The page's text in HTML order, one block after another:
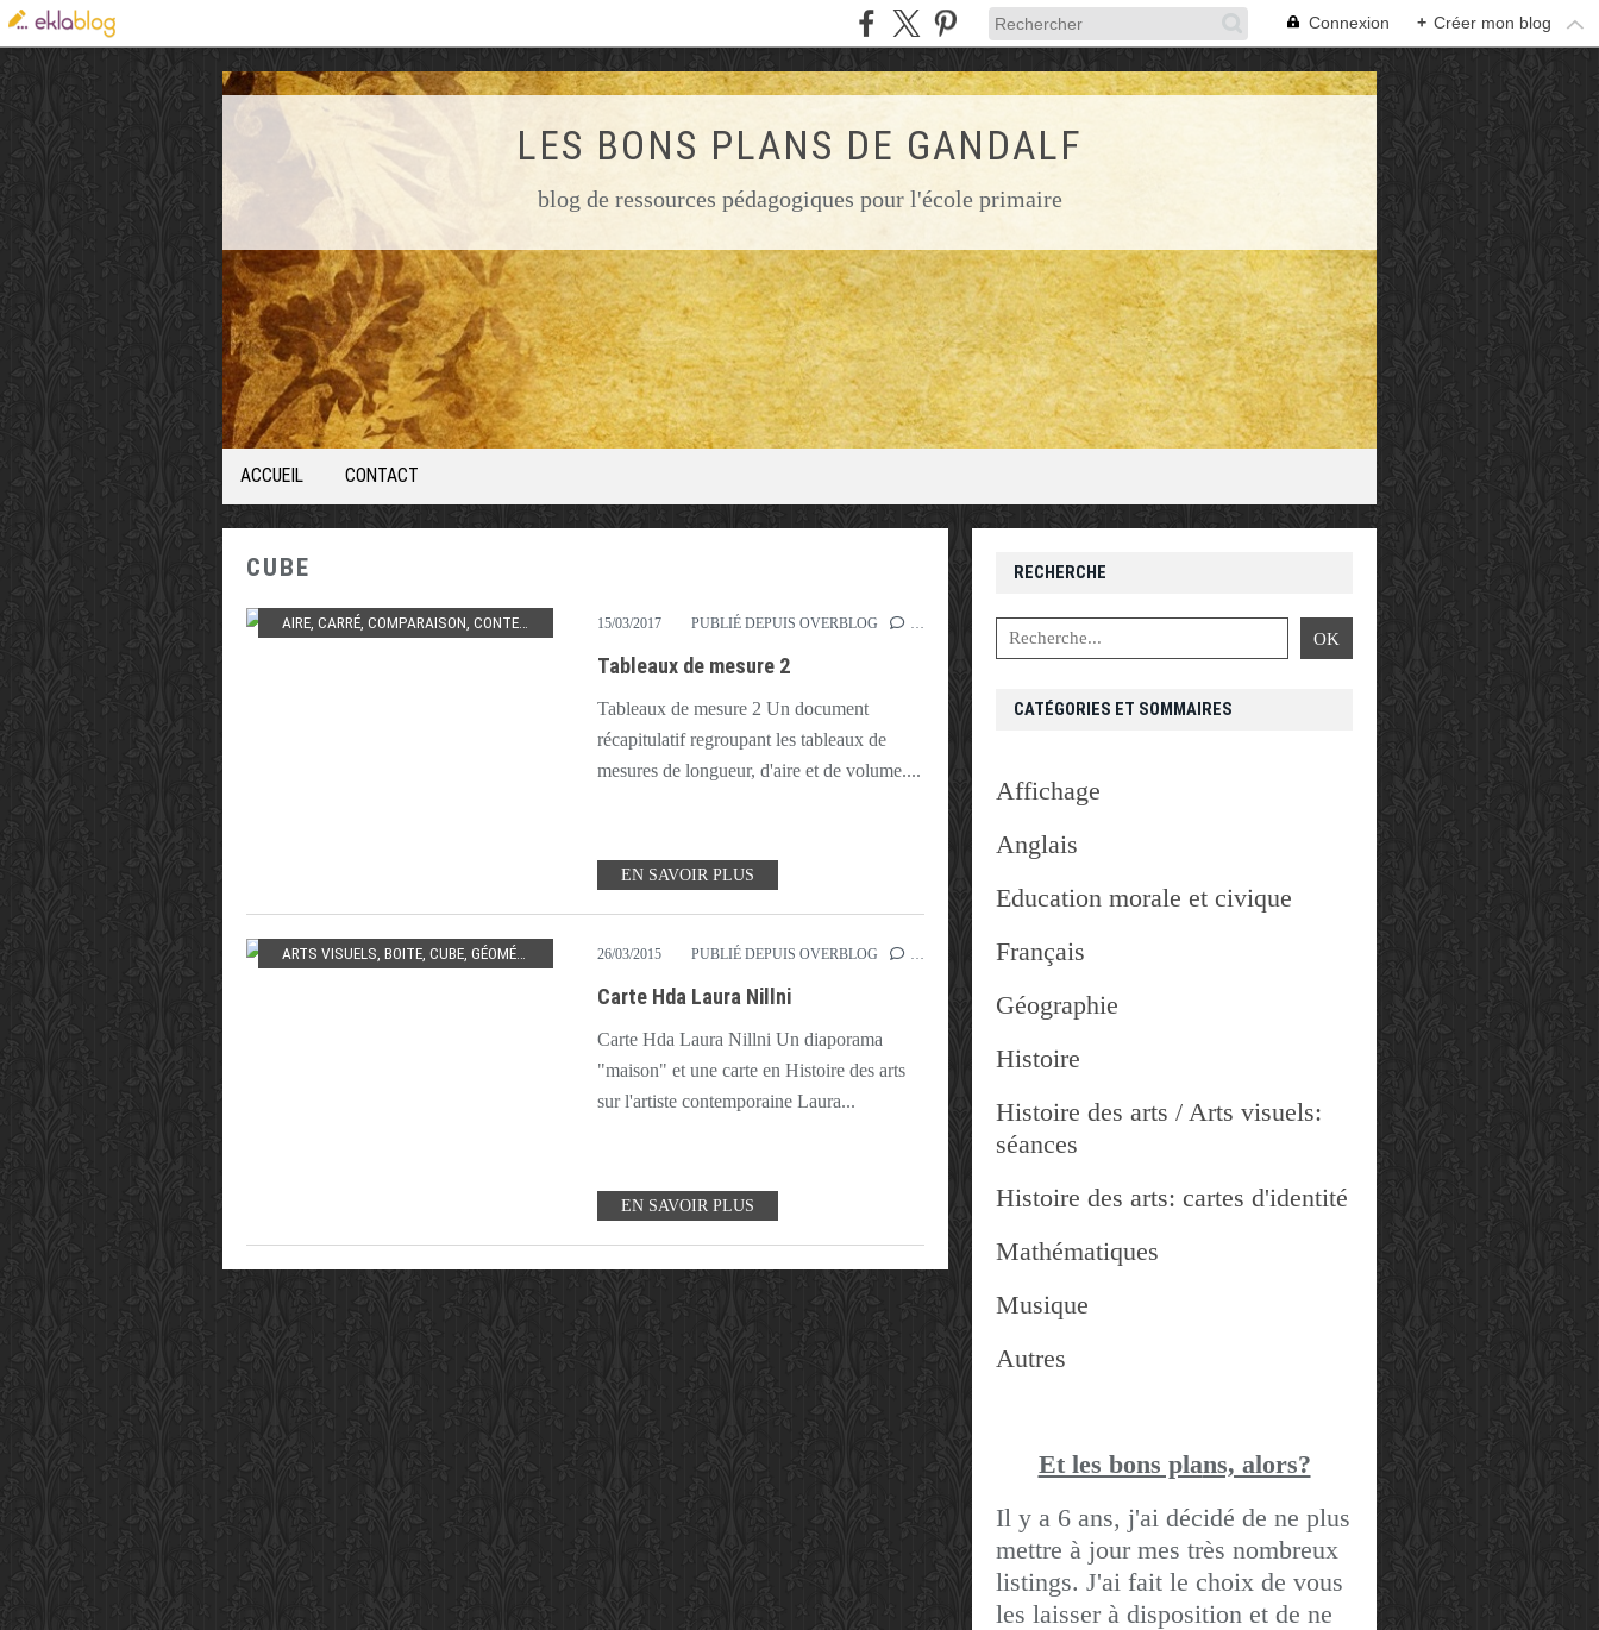
Connexion + Créer mon blog
LES BONS PLANS DE GANDALF
blog de ressources pédagogiques pour l'école primaire
ACCUEIL CONTACT
CUBE
AIRE CARRÉ COMPARAISON CONTENANCE CUBE,MESURE MÈTRE,TABLEAU,VOLUME
15/03/2017 PUBLIÉ DEPUIS OVERBLOG
Tableaux de mesure 2
Tableaux de mesure 2 Un document
récapitulatif regroupant les tableaux de
mesures de longueur, d'aire et de volume....
EN SAVOIR PLUS
ARTS VISUELS BOITE CUBE GÉOMÉTRIE HISTOIRE DES ARTS NILLNI,PATRON
26/03/2015 PUBLIÉ DEPUIS OVERBLOG
Carte Hda Laura Nillni
Carte Hda Laura Nillni Un diaporama
"maison" et une carte en Histoire des arts
sur l'artiste contemporaine Laura...
EN SAVOIR PLUS
RECHERCHE
CATÉGORIES ET SOMMAIRES
Affichage
Anglais
Education morale et civique
Français
Géographie
Histoire
Histoire des arts / Arts visuels:
séances
Histoire des arts: cartes d'identité
Mathématiques
Musique
Autres
Et les bons plans, alors?
Il y a 6 ans, j'ai décidé de ne plus
mettre à jour mes très nombreux
listings. J'ai fait le choix de vous
les laisser à disposition et de ne